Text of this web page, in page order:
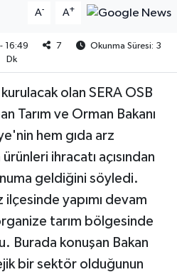
A- A+
16:49 7
Okunma Süresi: 3
Dk
olan SERA OSB
Tarım ve Orman Bakanı
hem gıda arz
ihracatı açısından
geldiğini söyledi.
ilçesinde yapımı devam
tarım bölgesinde
Burada konuşan Bakan
bir sektör olduğunun